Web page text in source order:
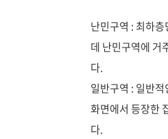
난민구역 : 최하
데 난민구역에 거
다.
일반구역 : 일반
화면에서 등장한
다.